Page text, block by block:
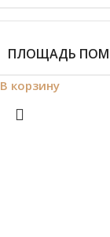
ПЛОЩАДЬ
В корзину